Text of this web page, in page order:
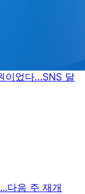
이었다…SNS 달
다음 주 재개